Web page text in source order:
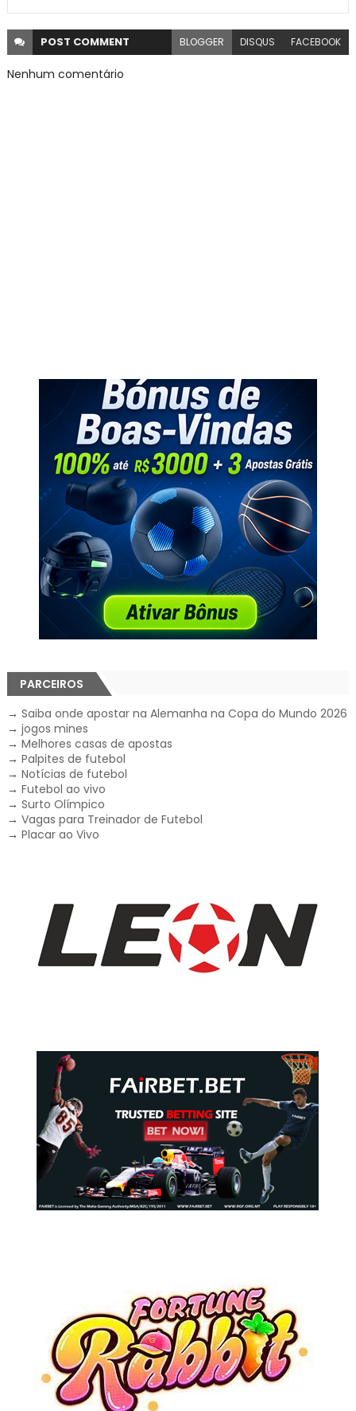
POST COMMENT BLOGGER DISQUS FACEBOOK
Nenhum comentário
PARCEIROS
→ Saiba onde apostar na Alemanha na Copa do Mundo 2026
→ jogos mines
→ Melhores casas de apostas
→ Palpites de futebol
→ Notícias de futebol
→ Futebol ao vivo
→ Surto Olímpico
→ Vagas para Treinador de Futebol
→ Placar ao Vivo